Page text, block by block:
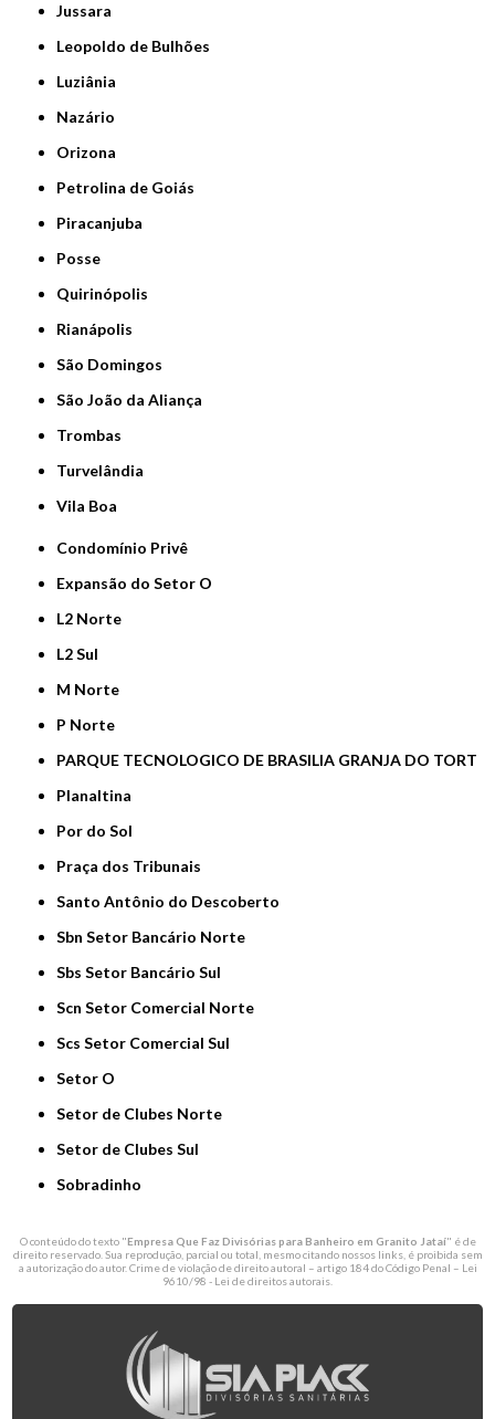
Jussara
Leopoldo de Bulhões
Luziânia
Nazário
Orizona
Petrolina de Goiás
Piracanjuba
Posse
Quirinópolis
Rianápolis
São Domingos
São João da Aliança
Trombas
Turvelândia
Vila Boa
Condomínio Privê
Expansão do Setor O
L2 Norte
L2 Sul
M Norte
P Norte
PARQUE TECNOLOGICO DE BRASILIA GRANJA DO TORT
Planaltina
Por do Sol
Praça dos Tribunais
Santo Antônio do Descoberto
Sbn Setor Bancário Norte
Sbs Setor Bancário Sul
Scn Setor Comercial Norte
Scs Setor Comercial Sul
Setor O
Setor de Clubes Norte
Setor de Clubes Sul
Sobradinho
O conteúdo do texto "Empresa Que Faz Divisórias para Banheiro em Granito Jataí" é de
direito reservado. Sua reprodução, parcial ou total, mesmo citando nossos links, é proibida sem
a autorização do autor. Crime de violação de direito autoral – artigo 184 do Código Penal – Lei
9610/98 - Lei de direitos autorais